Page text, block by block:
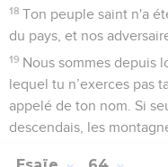
18 Ton peuple saint n'a
du pays, et nos
19 Nous sommes depuis
lequel tu n’exerces pas
appelé de ton nom. Si
descendais, les